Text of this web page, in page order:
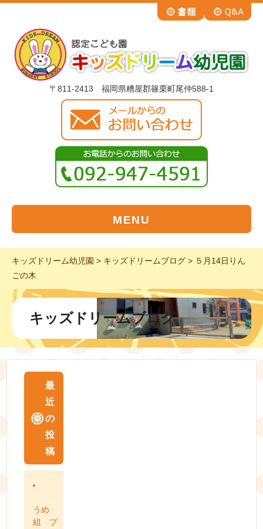
〒811-2413 福岡県糟屋郡篠栗町尾仲588-1
MENU
キッズドリーム幼児園 > キッズドリームブログ > ５月14日りん
ごの木
キッズドリームブログ
最
近
の
投
稿
うめ
組 プ